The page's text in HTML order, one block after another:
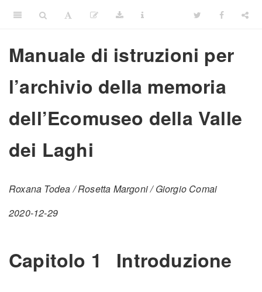
Manuale di istruzioni per
l’archivio della memoria
dell’Ecomuseo della Valle
dei Laghi
Roxana Todea / Rosetta Margoni / Giorgio Comai
2020-12-29
Capitolo 1 Introduzione